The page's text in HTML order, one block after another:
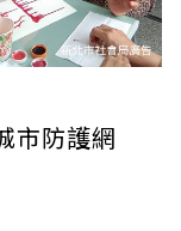
市防護網